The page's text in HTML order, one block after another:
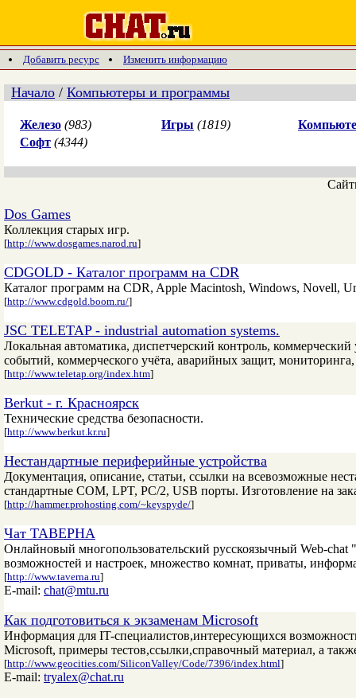
Добавить ресурс Изменить информацию
Начало / Компьютеры и программы
Железо (983) Игры (1819)
Софт (4344)
Dos Games
Коллекция старых игр.
[http://www.dosgames.narod.ru]
CDGOLD - Каталог программ на CDR
Каталог программ на CDR, Apple Macintosh, Windows, Novell,
[http://www.cdgold.boom.ru/]
JSC TELETAP - industrial automation systems.
Локальная автоматика, диспетчерский контроль,
событий, коммерческого учёта, аварийных защит,
[http://www.teletap.org/index.htm]
Berkut - г. Красноярск
Технические средства безопасности.
[http://www.berkut.kr.ru]
Нестандартные периферийные устройства
Документация, описание, статьи, ссылки на всевозможные
стандартные COM, LPT, PC/2, USB порты. Изготовление на
[http://hammer.prohosting.com/~keyspyde/]
Чат ТАВЕРНА
Онлайновый многопользовательский русскоязычный Web-
возможностей и настроек, множество комнат, приваты,
[http://www.taverna.ru]
E-mail: chat@mtu.ru
Как подготовиться к экзаменам Microsoft
Информация для IT-специалистов,интересующихся
Microsoft, примеры тестов,ссылки,справочный материал, а
[http://www.geocities.com/SiliconValley/Code/7396/index.html]
E-mail: tryalex@chat.ru